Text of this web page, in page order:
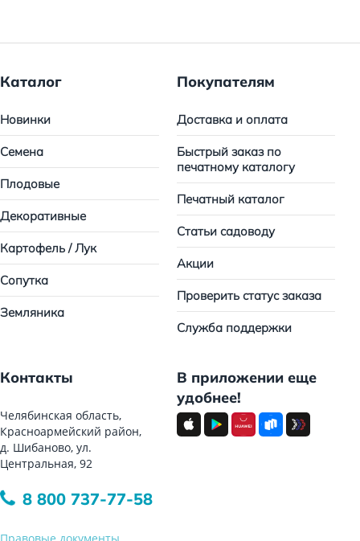
Каталог
Новинки
Семена
Плодовые
Декоративные
Картофель / Лук
Сопутка
Земляника
Покупателям
Доставка и оплата
Быстрый заказ по
печатному каталогу
Печатный каталог
Статьи садоводу
Акции
Проверить статус заказа
Служба поддержки
Контакты
Челябинская область,
Красноармейский район,
д. Шибаново, ул.
Центральная, 92
8 800 737-77-58
Правовые документы
В приложении еще
удобнее!